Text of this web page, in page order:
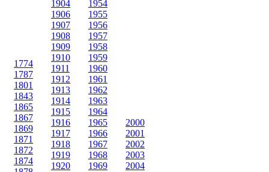
1774
1787
1801
1843
1865
1867
1869
1871
1872
1874
1904
1906
1907
1908
1909
1910
1911
1912
1913
1914
1915
1916
1917
1918
1919
1920
1954
1955
1956
1957
1958
1959
1960
1961
1962
1963
1964
1965
1966
1967
1968
1969
2000
2001
2002
2003
2004